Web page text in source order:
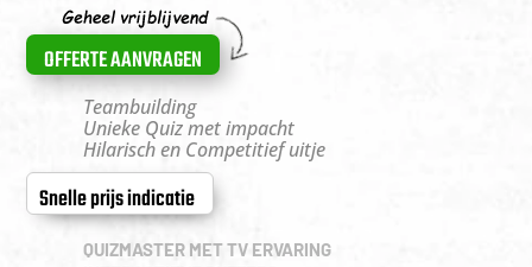
OFFERTE AANVRAGEN
Teambuilding
Unieke Quiz met impacht
Hilarisch en Competitief uitje
Snelle prijs indicatie
QUIZMASTER MET TV ERVARING